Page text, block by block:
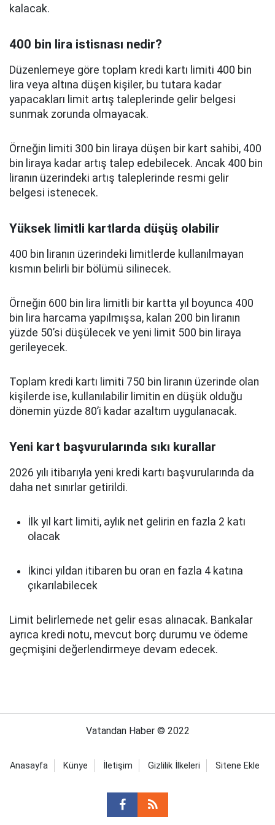
kalacak.
400 bin lira istisnası nedir?
Düzenlemeye göre toplam kredi kartı limiti 400 bin
lira veya altına düşen kişiler, bu tutara kadar
yapacakları limit artış taleplerinde gelir belgesi
sunmak zorunda olmayacak.
Örneğin limiti 300 bin liraya düşen bir kart sahibi, 400
bin liraya kadar artış talep edebilecek. Ancak 400 bin
liranın üzerindeki artış taleplerinde resmi gelir
belgesi istenecek.
Yüksek limitli kartlarda düşüş olabilir
400 bin liranın üzerindeki limitlerde kullanılmayan
kısmın belirli bir bölümü silinecek.
Örneğin 600 bin lira limitli bir kartta yıl boyunca 400
bin lira harcama yapılmışsa, kalan 200 bin liranın
yüzde 50’si düşülecek ve yeni limit 500 bin liraya
gerileyecek.
Toplam kredi kartı limiti 750 bin liranın üzerinde olan
kişilerde ise, kullanılabilir limitin en düşük olduğu
dönemin yüzde 80’i kadar azaltım uygulanacak.
Yeni kart başvurularında sıkı kurallar
2026 yılı itibarıyla yeni kredi kartı başvurularında da
daha net sınırlar getirildi.
İlk yıl kart limiti, aylık net gelirin en fazla 2 katı
olacak
İkinci yıldan itibaren bu oran en fazla 4 katına
çıkarılabilecek
Limit belirlemede net gelir esas alınacak. Bankalar
ayrıca kredi notu, mevcut borç durumu ve ödeme
geçmişini değerlendirmeye devam edecek.
Vatandan Haber © 2022
Anasayfa Künye İletişim Gizlilik İlkeleri Sitene Ekle